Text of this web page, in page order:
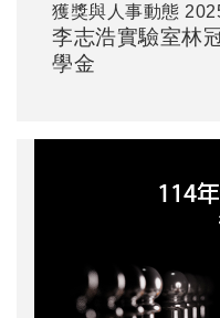
獲獎與人事動態
李志浩實驗室林
學金